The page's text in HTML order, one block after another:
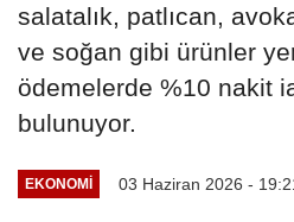
salatalık, patlıcan,
ve soğan gibi ürünler
ödemelerde %10 nakit
bulunuyor.
EKONOMI 03 Haziran 2026 -